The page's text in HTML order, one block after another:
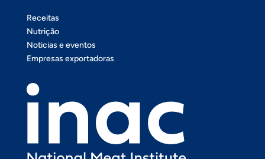
Receitas
Nutrição
Noticias e eventos
Empresas exportadoras